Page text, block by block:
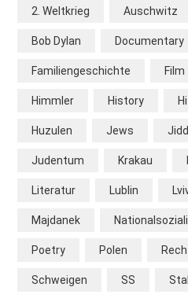
2. Weltkrieg Auschwitz
Bob Dylan Documentary
Familiengeschichte Film
Himmler History
Huzulen Jews
Judentum Krakau
Literatur Lublin
Majdanek
Poetry Polen
Schweigen SS